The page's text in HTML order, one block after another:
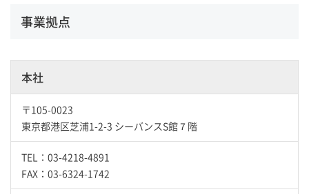
事業拠点
本社
〒105-0023
東京都港区芝浦1-2-3 シーバンスS館７階
TEL：03-4218-4891
FAX：03-6324-1742